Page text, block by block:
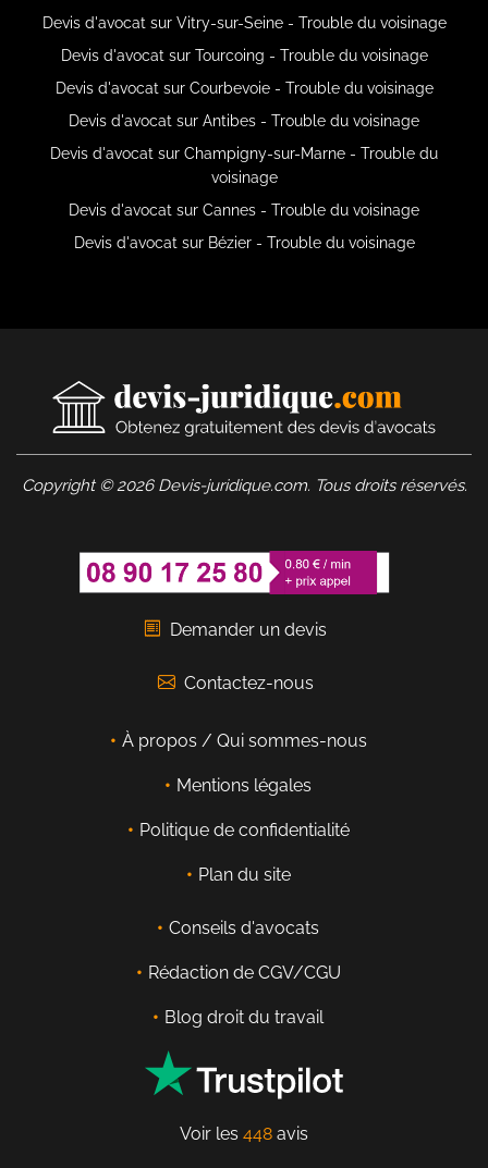
Devis d'avocat sur Vitry-sur-Seine - Trouble du voisinage
Devis d'avocat sur Tourcoing - Trouble du voisinage
Devis d'avocat sur Courbevoie - Trouble du voisinage
Devis d'avocat sur Antibes - Trouble du voisinage
Devis d'avocat sur Champigny-sur-Marne - Trouble du
voisinage
Devis d'avocat sur Cannes - Trouble du voisinage
Devis d'avocat sur Bézier - Trouble du voisinage
Copyright © 2026 Devis-juridique.com. Tous droits réservés.
Demander un devis
Contactez-nous
À propos / Qui sommes-nous
Mentions légales
Politique de confidentialité
Plan du site
Conseils d'avocats
Rédaction de CGV/CGU
Blog droit du travail
Voir les 448 avis